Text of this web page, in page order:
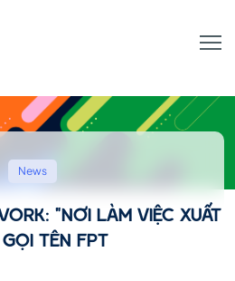
News
"NƠI LÀM VIỆC XUẤT
TÊN FPT